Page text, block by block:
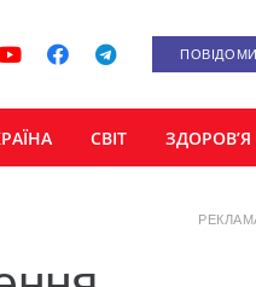
СВІТ ЗДОРОВ’Я